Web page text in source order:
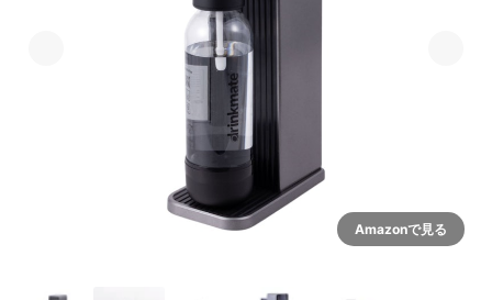
Amazonで見る